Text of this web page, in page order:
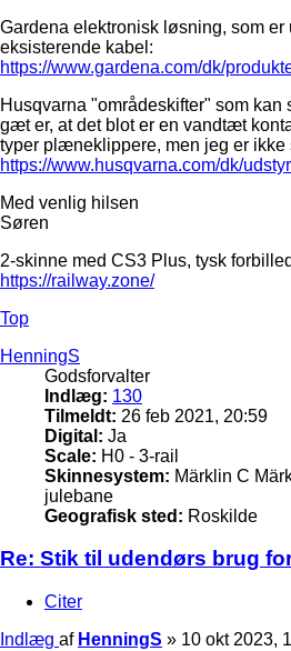
Gardena elektronisk løsning, som
eksisterende kabel:
https://www.gardena.com/dk/
Husqvarna "områdeskifter" som kan
gæt er, at det blot er en vandtæt
typer plæneklippere, men jeg er ikke
https://www.husqvarna.com/dk/
Med venlig hilsen
Søren
2-skinne med CS3 Plus, tysk
https://railway.zone/
Top
HenningS
Godsforvalter
Indlæg: 130
Tilmeldt: 26 feb 2021, 20:59
Digital: Ja
Scale: H0 - 3-rail
Skinnesystem: Märklin C
julebane
Geografisk sted: Roskilde
Re: Stik til udendørs brug
Citer
Indlæg af HenningS » 10 okt 2023,